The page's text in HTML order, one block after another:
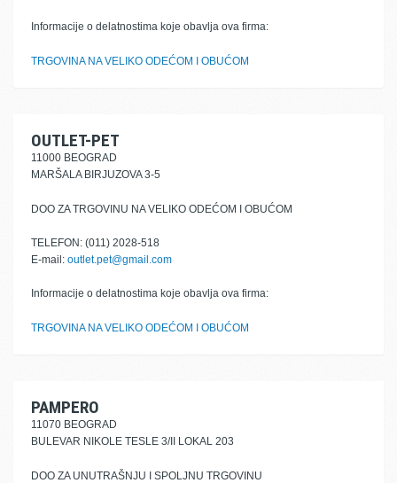
Informacije o delatnostima koje obavlja ova firma:
TRGOVINA NA VELIKO ODEĆOM I OBUĆOM
OUTLET-PET
11000 BEOGRAD
MARŠALA BIRJUZOVA 3-5
DOO ZA TRGOVINU NA VELIKO ODEĆOM I OBUĆOM
TELEFON: (011) 2028-518
E-mail: outlet.pet@gmail.com
Informacije o delatnostima koje obavlja ova firma:
TRGOVINA NA VELIKO ODEĆOM I OBUĆOM
PAMPERO
11070 BEOGRAD
BULEVAR NIKOLE TESLE 3/II LOKAL 203
DOO ZA UNUTRAŠNJU I SPOLJNU TRGOVINU